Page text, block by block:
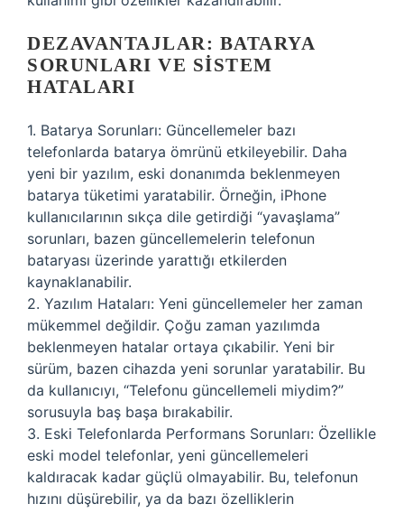
DEZAVANTAJLAR: BATARYA
SORUNLARI VE SISTEM
HATALARI
1. Batarya Sorunları: Güncellemeler bazı
telefonlarda batarya ömrünü etkileyebilir. Daha
yeni bir yazılım, eski donanımda beklenmeyen
batarya tüketimi yaratabilir. Örneğin, iPhone
kullanıcılarının sıkça dile getirdiği “yavaşlama”
sorunları, bazen güncellemelerin telefonun
bataryası üzerinde yarattığı etkilerden
kaynaklanabilir.
2. Yazılım Hataları: Yeni güncellemeler her zaman
mükemmel değildir. Çoğu zaman yazılımda
beklenmeyen hatalar ortaya çıkabilir. Yeni bir
sürüm, bazen cihazda yeni sorunlar yaratabilir. Bu
da kullanıcıyı, “Telefonu güncellemeli miydim?”
sorusuyla baş başa bırakabilir.
3. Eski Telefonlarda Performans Sorunları: Özellikle
eski model telefonlar, yeni güncellemeleri
kaldıracak kadar güçlü olmayabilir. Bu, telefonun
hızını düşürebilir, ya da bazı özelliklerin